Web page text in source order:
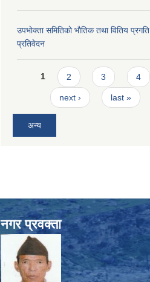
उपभाेक्ता समितिकाे भाैतिक तथा वितिय प्रगति
प्रतिवेदन
Pages
1 2 3 4
next › last »
अन्य
नगर प्रवक्ता